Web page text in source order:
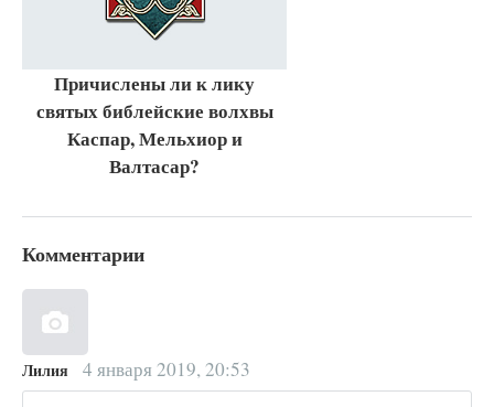
Причислены ли к лику
святых библейские волхвы
Каспар, Мельхиор и
Валтасар?
Комментарии
Лилия 4 января 2019, 20:53